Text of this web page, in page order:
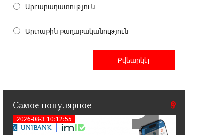
20:50:22 22-07-2026
«Давидбекских играх»:
11:25:48 21-07-2026
Кругом война. А вас вводят в
заблуждение. Аршак Карапетян
16:32:52 20-07-2026
Центр продаж и обслуживания Ucom
Արդարադատություն
Արտաքին քաղաքականություն
Самое популярное
2026-08-3 10:12:55